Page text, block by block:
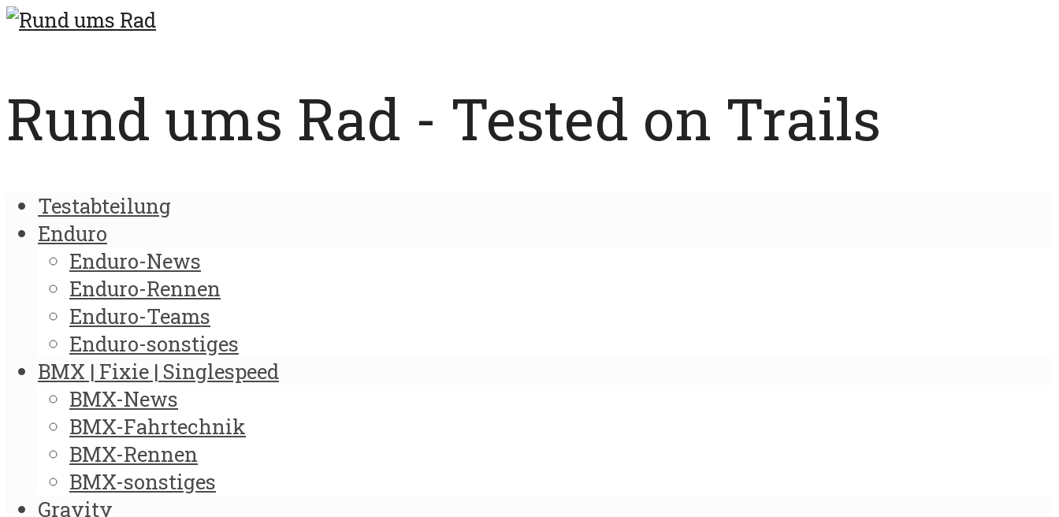
Rund ums Rad - Tested on Trails
Testabteilung
Enduro
Enduro-News
Enduro-Rennen
Enduro-Teams
Enduro-sonstiges
BMX | Fixie | Singlespeed
BMX-News
BMX-Fahrtechnik
BMX-Rennen
BMX-sonstiges
Gravity